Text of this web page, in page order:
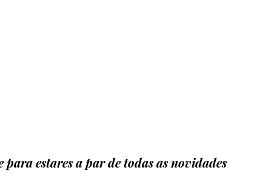
para estares a par de todas as novidades